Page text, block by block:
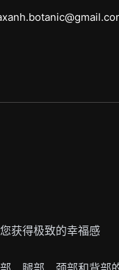
获得极致的幸福感